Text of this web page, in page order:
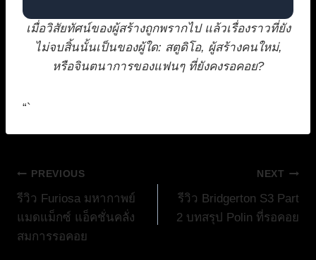
เมื่อวิสัยทัศน์ของผู้สร้างถูกพรากไป แล้วเรื่องราวที่ยัง
ไม่จบสิ้นนั้นเป็นของผู้ใด: สตูดิโอ, ผู้สร้างคนใหม่,
หรือจินตนาการของแฟนๆ ที่ยังคงรอคอย?
“`
แนะแนว
เรื่อง
PREVIOUS
รีวิว Furiosa มหากาพย์
แมดแม็กซ์ แอ็คชั่นคลั่ง
สมการรอคอย
NEXT
รีวิว Bridgerton S3 Part
2 บทสรุป Polin ที่รอคอย